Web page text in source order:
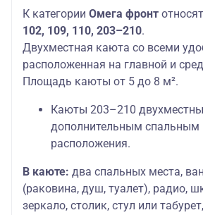
К категории Омега фронт
102, 109, 110, 203–210.
Двухместная каюта со всеми
расположенная на главной и
Площадь каюты от 5 до 8 м².
Каюты 203–210
дополнительным спальным
расположения.
В каюте: два спальных места,
(раковина, душ, туалет), радио,
зеркало, столик, стул или